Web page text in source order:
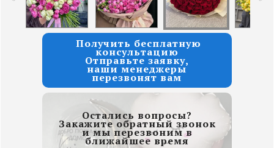
Получить бесплатную
консультацию
Отправьте заявку,
наши менеджеры
перезвонят вам
Остались вопросы?
Закажите обратный звонок
и мы перезвоним в
ближайшее время